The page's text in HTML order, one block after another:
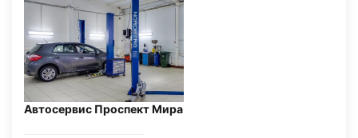
Автосервис Проспект Мира